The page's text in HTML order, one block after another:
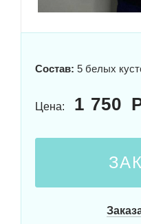
Состав: 5 белых
Цена: 1 750